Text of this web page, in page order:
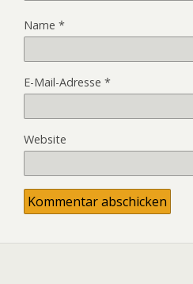
Name *
E-Mail-Adresse *
Website